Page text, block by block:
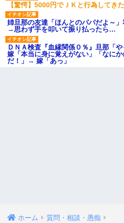
【驚愕】5000円でＪＫと行為してき
姉旦那の友達「ほんとのパパだよ～」
→思わず手を叩いて振り払ったら…
ＤＮＡ検査『血縁関係０％』旦那「
嫁「本当に身に覚えがない」「なに
だ！」→ 嫁「あっ」
ホーム 質問・相談・愚痴